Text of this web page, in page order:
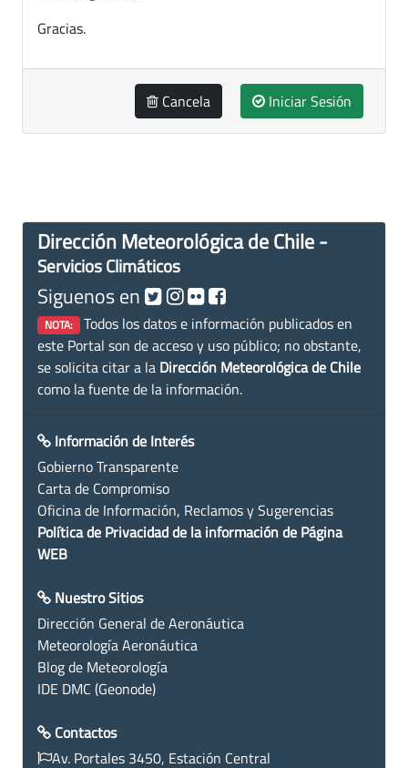
Gracias.
Cancela Iniciar Sesión
Dirección Meteorológica de Chile -
Servicios Climáticos
Siguenos en
NOTA: Todos los datos e información publicados en
este Portal son de acceso y uso público; no obstante,
se solicita citar a la Dirección Meteorológica de Chile
como la fuente de la información.
Información de Interés
Gobierno Transparente
Carta de Compromiso
Oficina de Información, Reclamos y Sugerencias
Política de Privacidad de la información de Página
WEB
Nuestro Sitios
Dirección General de Aeronáutica
Meteorología Aeronáutica
Blog de Meteorología
IDE DMC (Geonode)
Contactos
Av. Portales 3450, Estación Central